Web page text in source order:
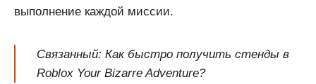
выполнение каждой миссии.
Связанный: Как быстро получить стенды в
Roblox Your Bizarre Adventure?